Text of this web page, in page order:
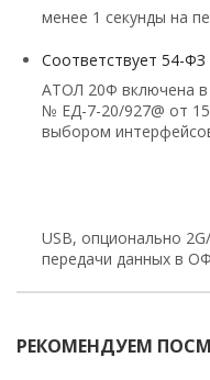
менее 1 секунды на
Соответствует 54-ФЗ
АТОЛ 20Ф включена
№ ЕД-7-20/927@ от
выбором
USB, опционально
передачи данных в
РЕКОМЕНДУЕМ